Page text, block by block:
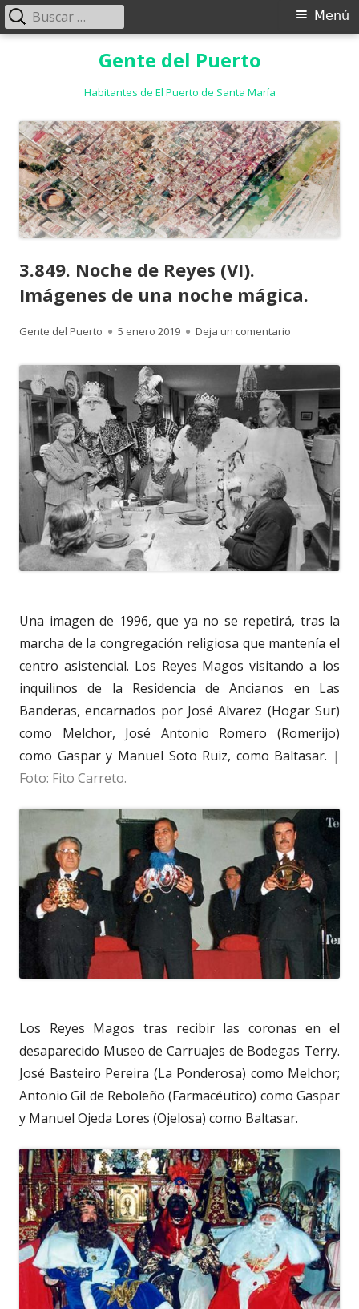
Gente del Puerto
Habitantes de El Puerto de Santa María
Menú
Menú
Buscar:
3.849. Noche de Reyes (VI).
Imágenes de una noche mágica.
Autor
Gente del Puerto
Publicado
5 enero 2019 Deja un comentario
Una imagen de 1996, que ya no se repetirá, tras la
marcha de la congregación religiosa que mantenía el
centro asistencial. Los Reyes Magos visitando a los
inquilinos de la Residencia de Ancianos en Las
Banderas, encarnados por José Alvarez (Hogar Sur)
como Melchor, José Antonio Romero (Romerijo)
como Gaspar y Manuel Soto Ruiz, como Baltasar. |
Foto: Fito Carreto.
Los Reyes Magos tras recibir las coronas en el
desaparecido Museo de Carruajes de Bodegas Terry.
José Basteiro Pereira (La Ponderosa) como Melchor;
Antonio Gil de Reboleño (Farmacéutico) como Gaspar
y Manuel Ojeda Lores (Ojelosa) como Baltasar.